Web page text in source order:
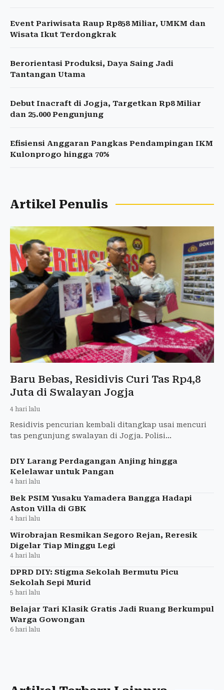
Event Pariwisata Raup Rp858 Miliar, UMKM dan
Wisata Ikut Terdongkrak
Berorientasi Produksi, Daya Saing Jadi
Tantangan Utama
Debut Inacraft di Jogja, Targetkan Rp8 Miliar
dan 25.000 Pengunjung
Efisiensi Anggaran Pangkas Pendampingan IKM
Kulonprogo hingga 70%
Artikel Penulis
Baru Bebas, Residivis Curi Tas Rp4,8
Juta di Swalayan Jogja
4 hari lalu
Residivis pencurian kembali ditangkap usai mencuri
tas pengunjung swalayan di Jogja. Polisi
DIY Larang Perdagangan Anjing hingga
Kelelawar untuk Pangan
4 hari lalu
Bek PSIM Yusaku Yamadera Bangga Hadapi
Aston Villa di GBK
4 hari lalu
Wirobrajan Resmikan Segoro Rejan, Reresik
Digelar Tiap Minggu Legi
4 hari lalu
DPRD DIY: Stigma Sekolah Bermutu Picu
Sekolah Sepi Murid
5 hari lalu
Belajar Tari Klasik Gratis Jadi Ruang Berkumpul
Warga Gowongan
6 hari lalu